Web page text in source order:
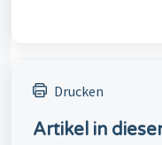
Drucken
Artikel in